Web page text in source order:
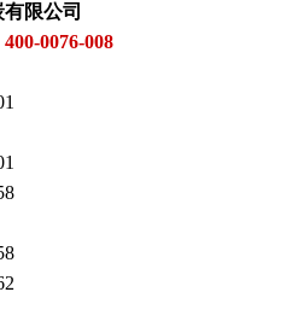
限公司
400-0076-008